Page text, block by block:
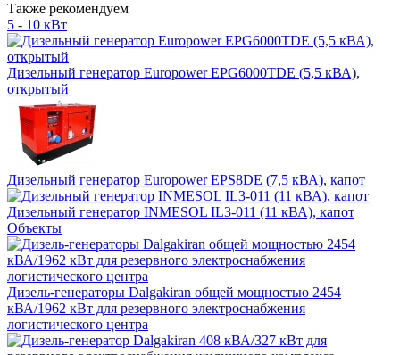
Также рекомендуем
5 - 10 кВт
Дизельный генератор Europower EPG6000TDE (5,5 кВА),
открытый
Дизельный генератор Europower EPS8DE (7,5 кВА), капот
Дизельный генератор INMESOL IL3-011 (11 кВА), капот
Объекты
Дизель-генераторы Dalgakiran общей мощностью 2454
кВА/1962 кВт для резервного электроснабжения
логистического центра